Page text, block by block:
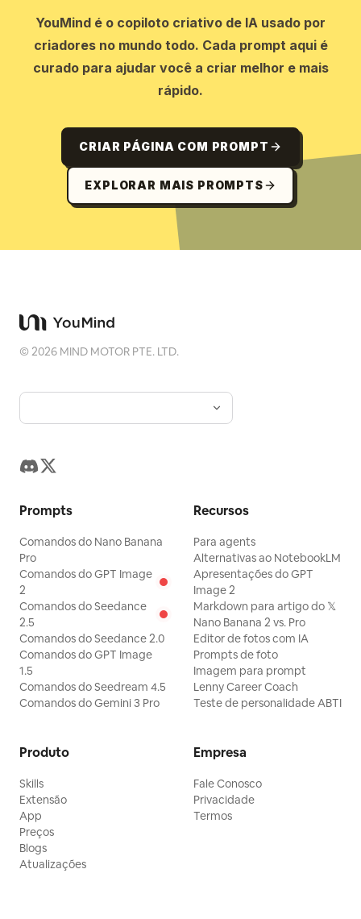
YouMind é o copiloto criativo de IA usado por
criadores no mundo todo. Cada prompt aqui é
curado para ajudar você a criar melhor e mais
rápido.
CRIAR PÁGINA COM PROMPT
EXPLORAR MAIS PROMPTS
©2026 MIND MOTOR PTE. LTD.
Prompts
Comandos do Nano Banana
Pro
Comandos do GPT Image
2
Comandos do Seedance
2.5
Comandos do Seedance 2.0
Comandos do GPT Image
1.5
Comandos do Seedream 4.5
Comandos do Gemini 3 Pro
Recursos
Para agents
Alternativas ao NotebookLM
Apresentações do GPT
Image 2
Markdown para artigo do 𝕏
Nano Banana 2 vs. Pro
Editor de fotos com IA
Prompts de foto
Imagem para prompt
Lenny Career Coach
Teste de personalidade ABTI
Produto
Skills
Extensão
App
Preços
Blogs
Atualizações
Empresa
Fale Conosco
Privacidade
Termos